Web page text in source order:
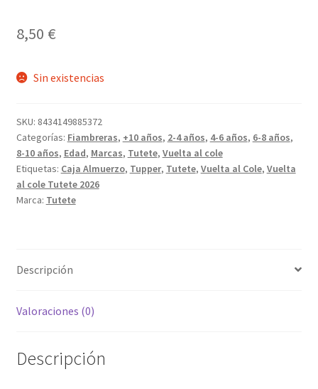
8,50 €
Sin existencias
SKU: 8434149885372
Categorías: Fiambreras, +10 años, 2-4 años, 4-6 años, 6-8 años,
8-10 años, Edad, Marcas, Tutete, Vuelta al cole
Etiquetas: Caja Almuerzo, Tupper, Tutete, Vuelta al Cole, Vuelta
al cole Tutete 2026
Marca: Tutete
Descripción
Valoraciones (0)
Descripción